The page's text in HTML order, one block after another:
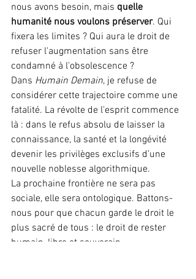
nous avons besoin, mais quelle
humanité nous voulons préserver. Qui
fixera les limites ? Qui aura le droit de
refuser l'augmentation sans être
condamné à l'obsolescence ?
Dans Humain Demain, je refuse de
considérer cette trajectoire comme une
fatalité. La révolte de l'esprit commence
là : dans le refus absolu de laisser la
connaissance, la santé et la longévité
devenir les privilèges exclusifs d’une
nouvelle noblesse algorithmique.
La prochaine frontière ne sera pas
sociale, elle sera ontologique. Battons-
nous pour que chacun garde le droit le
plus sacré de tous : le droit de rester
humain, libre et souverain.